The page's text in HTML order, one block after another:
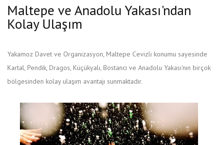
Maltepe ve Anadolu Yakası'ndan
Kolay Ulaşım
Yakamoz Davet ve Organizasyon, Maltepe Cevizli konumu sayesinde
Kartal, Pendik, Dragos, Küçükyalı, Bostancı ve Anadolu Yakası'nın birçok
bölgesinden kolay ulaşım avantajı sunmaktadır.